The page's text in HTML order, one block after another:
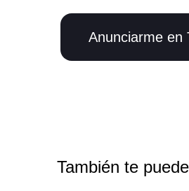
Anunciarme en
También te